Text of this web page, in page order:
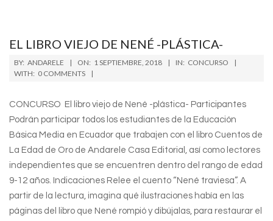
EL LIBRO VIEJO DE NENÉ -PLÁSTICA-
2018-
09-
BY: ANDARELE ON: 1 SEPTIEMBRE, 2018 IN: CONCURSO
WITH: 0 COMMENTS
CONCURSO El libro viejo de Nené -plástica- Participantes
Podrán participar todos los estudiantes de la Educación
Básica Media en Ecuador que trabajen con el libro Cuentos de
La Edad de Oro de Andarele Casa Editorial, así como lectores
independientes que se encuentren dentro del rango de edad
9-12 años. Indicaciones Relee el cuento “Nené traviesa”. A
partir de la lectura, imagina qué ilustraciones había en las
páginas del libro que Nené rompió y dibújalas, para restaurar el